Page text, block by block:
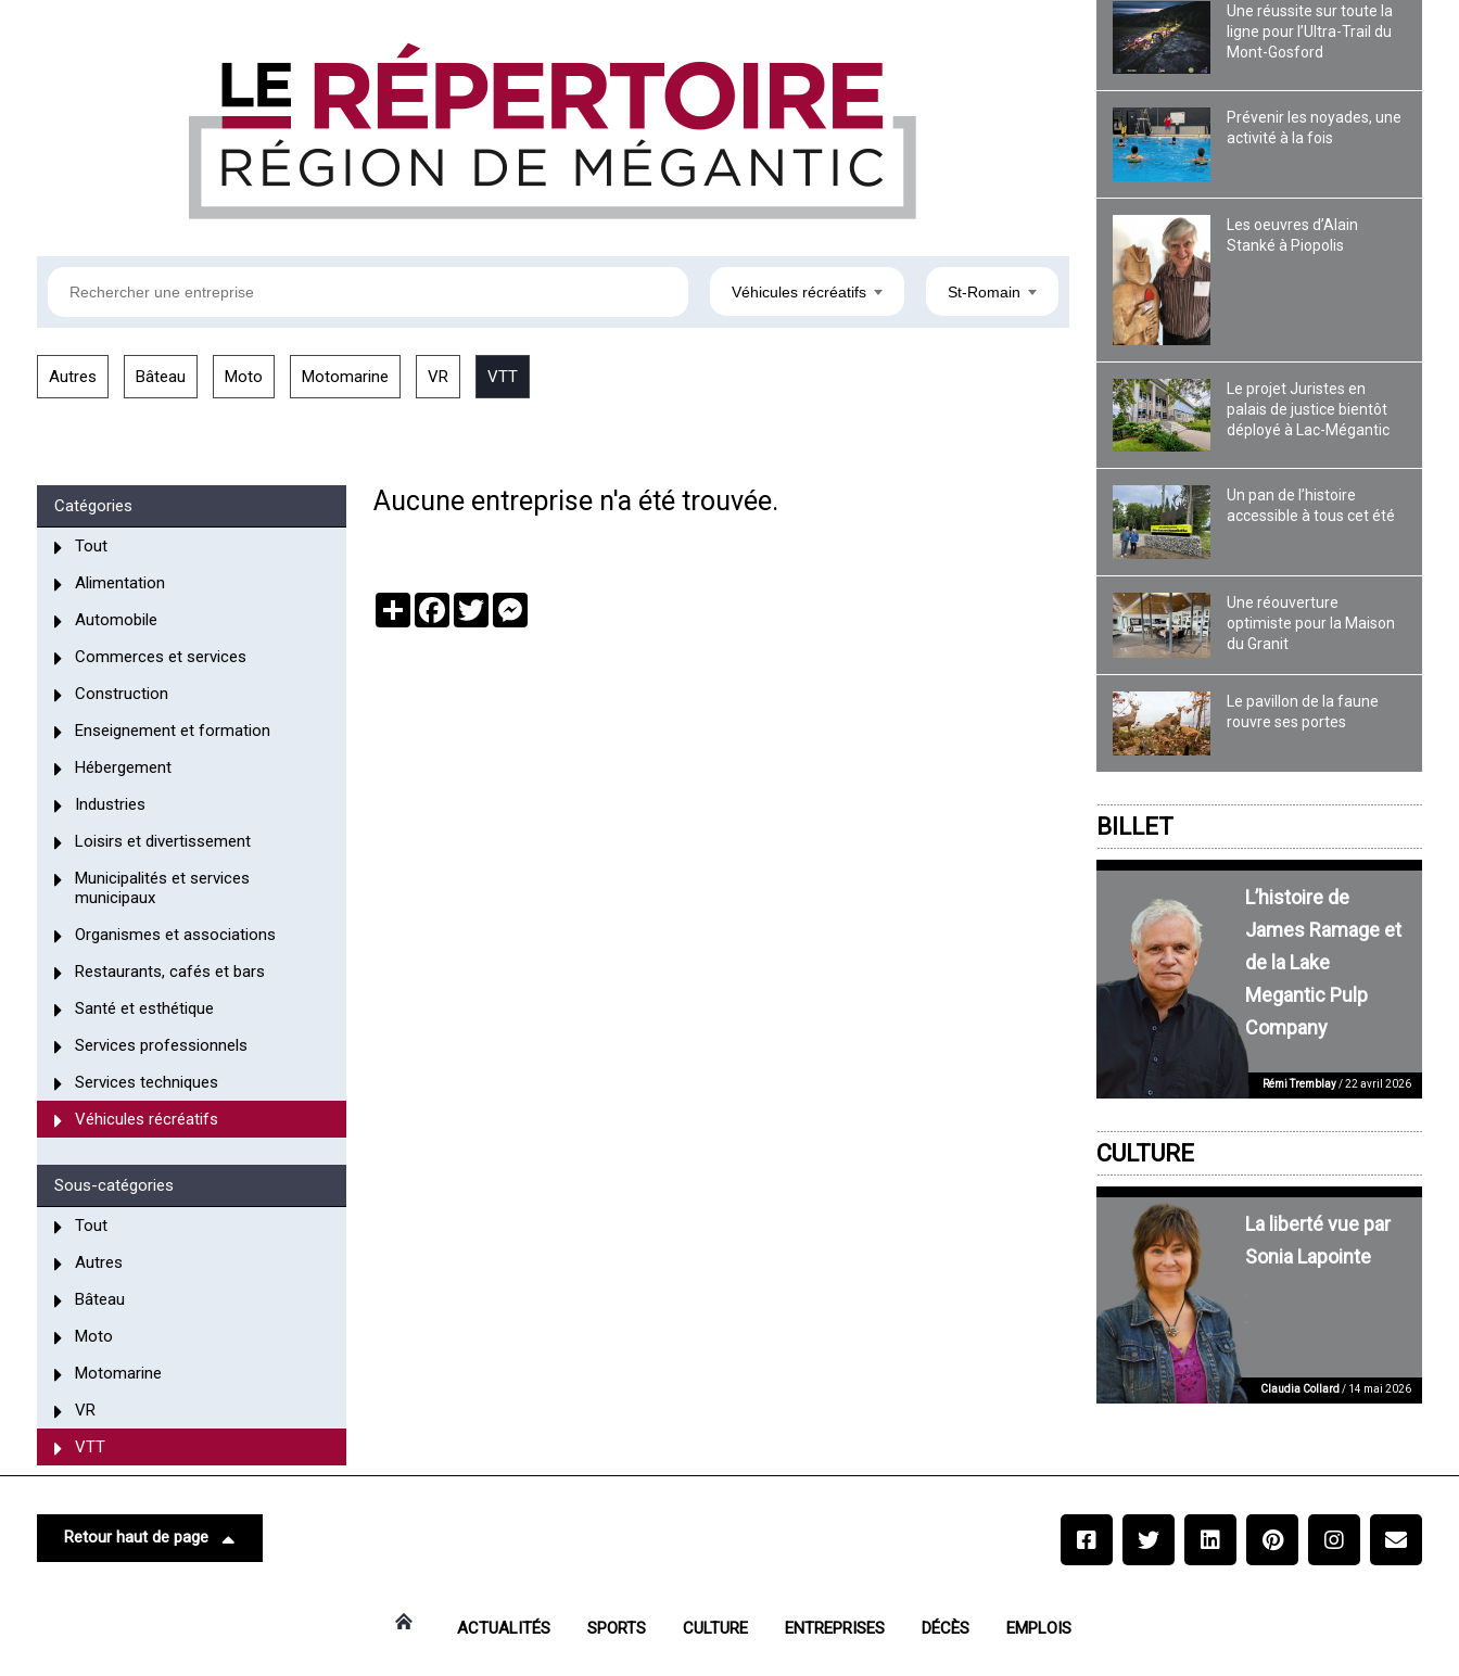
Véhicules récréatifs St-Romain
Autres Bâteau Moto Motomarine VR VTT
Catégories
Tout
Alimentation
Automobile
Commerces et services
Construction
Enseignement et formation
Hébergement
Industries
Loisirs et divertissement
Municipalités et services
municipaux
Organismes et associations
Restaurants, cafés et bars
Santé et esthétique
Services professionnels
Services techniques
Véhicules récréatifs
Sous-catégories
Tout
Autres
Bâteau
Moto
Motomarine
VR
VTT
Aucune entreprise n'a été trouvée.
PartagerFacebook
Twitter
Une réussite sur toute la
ligne pour l’Ultra-Trail du
Mont-Gosford
Prévenir les noyades, une
activité à la fois
Les oeuvres d’Alain
Stanké à Piopolis
Le projet Juristes en
palais de justice bientôt
déployé à Lac-Mégantic
Un pan de l’histoire
accessible à tous cet été
Une réouverture
optimiste pour la Maison
du Granit
Le pavillon de la faune
rouvre ses portes
BILLET
L’histoire de
James Ramage et
de la Lake
Megantic Pulp
Company
Rémi Tremblay/ 22 avril 2026
CULTURE
La liberté vue par
Sonia Lapointe
Claudia Collard/ 14 mai 2026
Retour haut de page
ACTUALITÉS SPORTS CULTURE ENTREPRISES DÉCÈS EMPLOIS